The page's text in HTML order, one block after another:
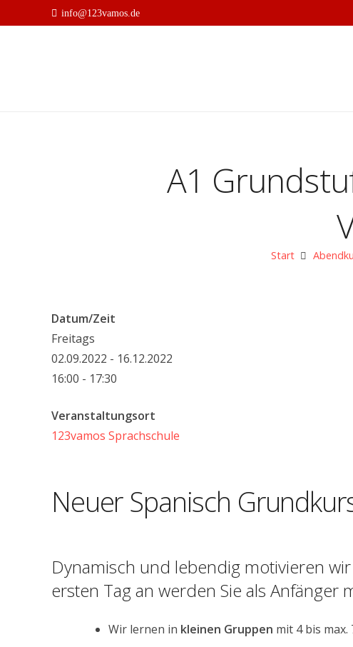
info@123vamos.de
A1
Start
Datum/Zeit
Freitags
02.09.2022 - 16.12.2022
16:00 - 17:30
Veranstaltungsort
123vamos Sprachschule
Neuer Spanisch
Dynamisch und lebendig motivieren
ersten Tag an werden Sie als Anfänger
Wir lernen in kleinen Gruppen mit 4 bis